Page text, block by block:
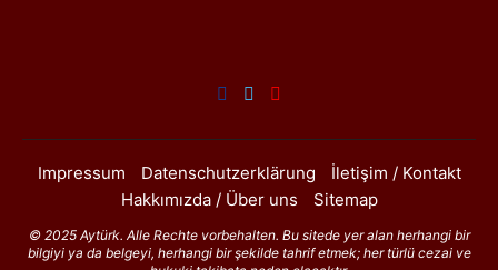
Impressum Datenschutzerklärung
İletişim / Kontakt
Hakkımızda / Über uns
Sitemap
© 2025 Aytürk. Alle Rechte vorbehalten. Bu sitede yer alan herhangi bir
bilgiyi ya da belgeyi, herhangi bir şekilde tahrif etmek; her türlü cezai ve